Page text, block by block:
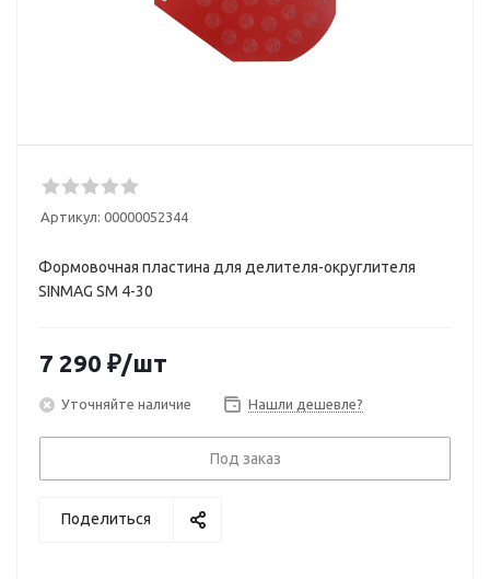
Артикул: 00000052344
Формовочная пластина для делителя-округлителя
SINMAG SM 4-30
7 290 ₽/шт
Уточняйте наличие Нашли дешевле?
Под заказ
Поделиться